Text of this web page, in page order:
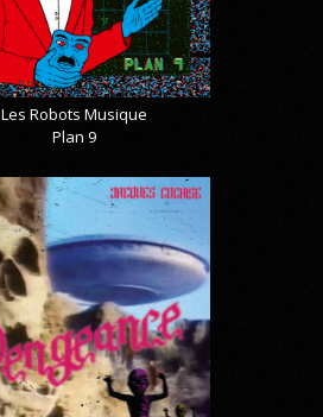
Les Robots Musique
Plan 9